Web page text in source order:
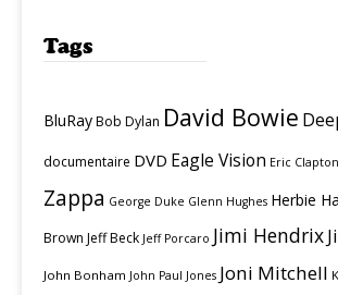
Tags
BluRayBob Dylan David Bowie
documentaire DVD Eagle Vision Eric Clapton
Zappa George Duke Glenn Hughes Herbie
Brown Jeff Beck Jeff Porcaro Jimi Hendrix
John Bonham John Paul Jones Joni Mitchell